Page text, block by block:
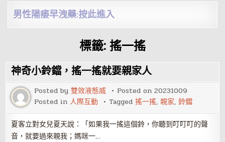
男性陽痿早洩藥:按此進入
標籤: 搖一搖
神奇小鈴鐺，搖一搖就要親家人
Posted by雙效液態威 Posted on20231009
Posted in人際互動 Tagged搖一搖,親家,鈴鐺
夏客立對女兒夏天說：「如果我一搖這個鈴，你聽到叮叮叮的聲
音，就要過來親我；媽咪一…